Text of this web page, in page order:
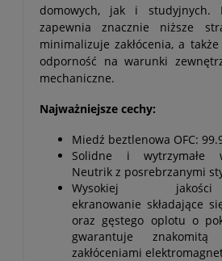
domowych, jak i studyjnych.
zapewnia znacznie niższe
minimalizuje zakłócenia, a
odporność na warunki
mechaniczne.
Najważniejsze cechy:
Miedź beztlenowa OFC:
Solidne i wytrzymałe
Neutrik z posrebrzanymi
Wysokiej
ekranowanie składające
oraz gęstego oplotu o
gwarantuje
zakłóceniami